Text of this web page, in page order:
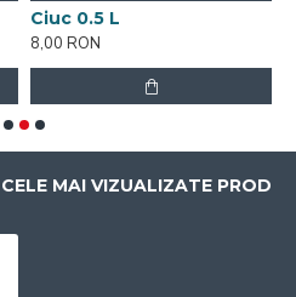
Ciuc 0.5 L
8,00 RON
CELE MAI VIZUALIZATE